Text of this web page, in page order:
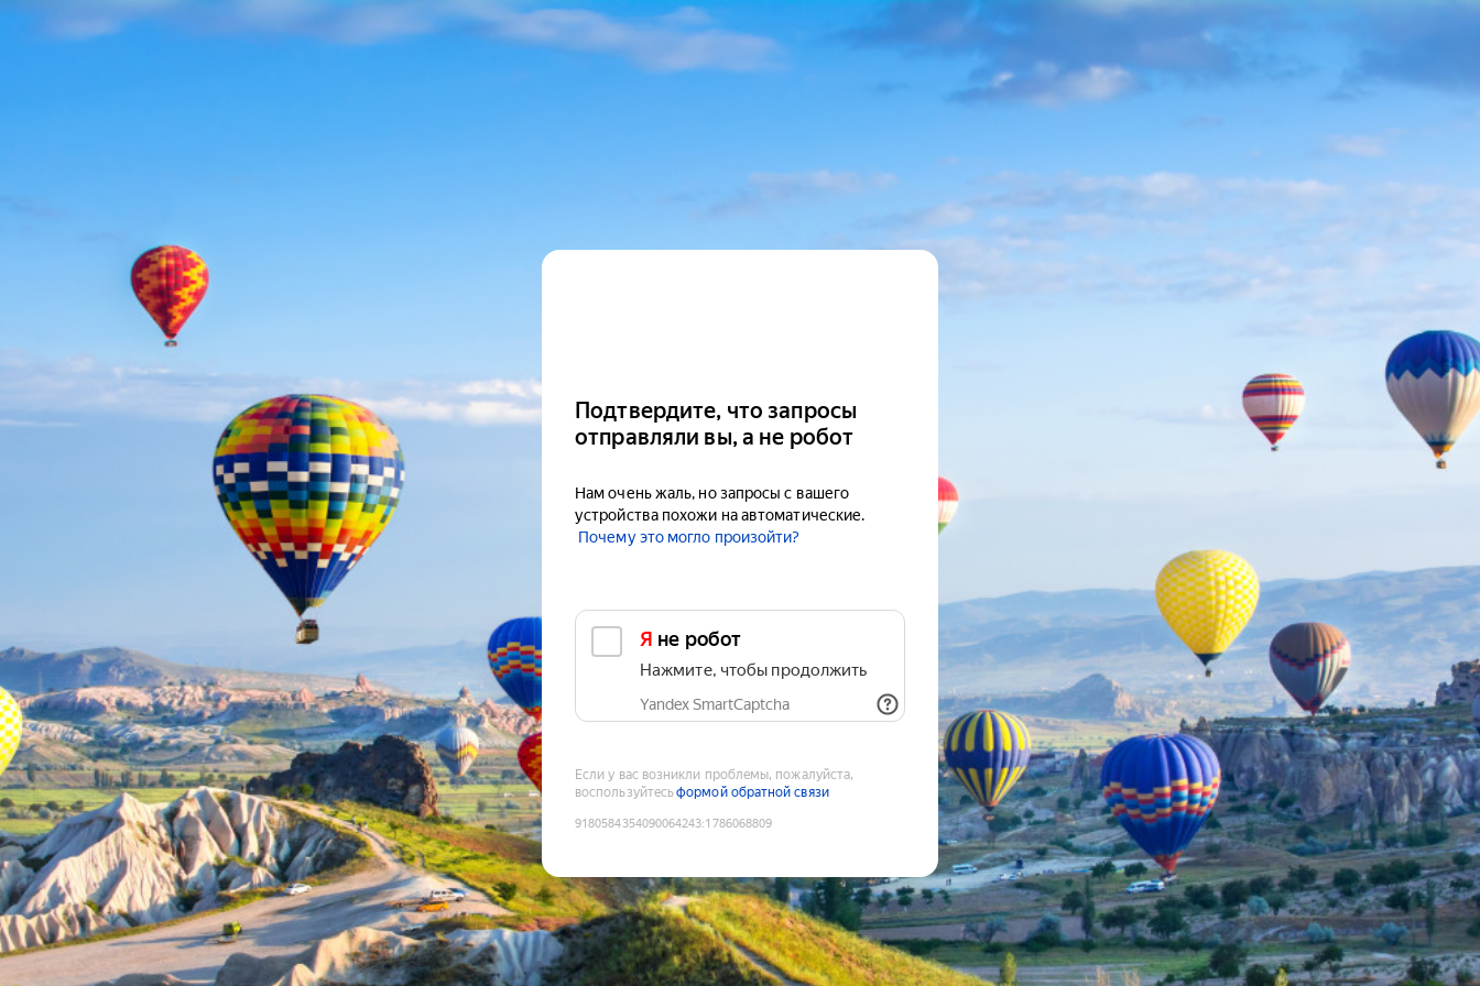
Подтвердите, что запросы
отправляли вы, а не робот
Нам очень жаль, но запросы с вашего
устройства похожи на автоматические.
Почему это могло произойти?
Я не робот
Нажмите, чтобы продолжить
Yandex SmartCaptcha
Если у вас возникли проблемы, пожалуйста,
воспользуйтесьформой обратной связи
9180584354090064243:1786068809